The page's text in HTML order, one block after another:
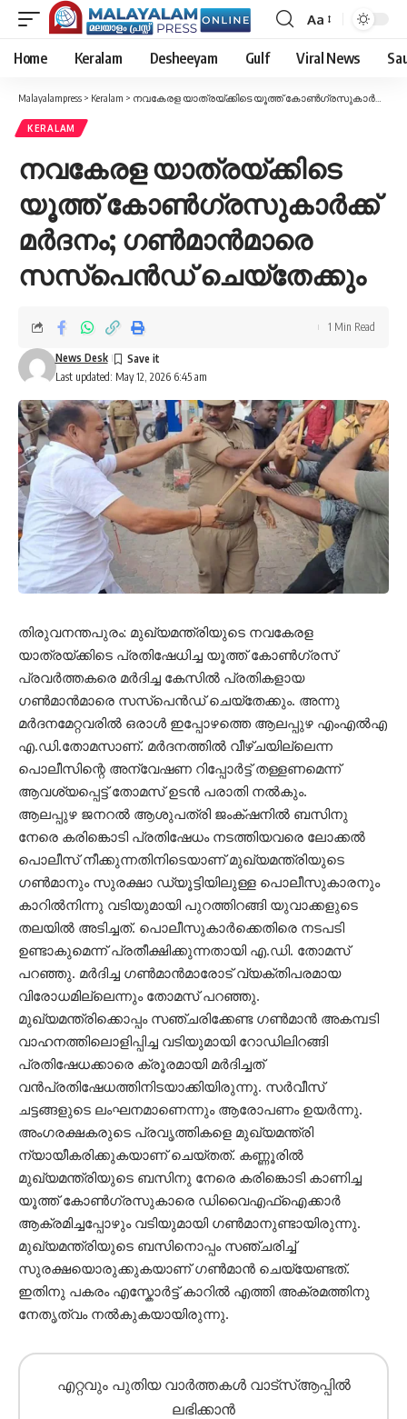
Font
Resizer
Aa
Home Keralam Desheeyam Gulf Viral News
Malayalampress > Keralam > നവകേരള യാത്രയ്ക്കിടെ യൂത്ത് കോൺഗ്രസുകാർക്ക് മർദനം; ഗൺമാൻമാരെ സസ്പെൻഡ് ചെയ്തേക്കും
KERALAM
നവകേരള യാത്രയ്ക്കിടെ
യൂത്ത് കോൺഗ്രസുകാർക്ക്
മർദനം; ഗൺമാൻമാരെ
സസ്പെൻഡ് ചെയ്തേക്കും
Last updated: May 12, 2026 6:45 am
News Desk
1 Min Read
തിരുവനന്തപുരം: മുഖ്യമന്ത്രിയുടെ നവകേരള
യാത്രയ്ക്കിടെ പ്രതിഷേധിച്ച യൂത്ത് കോൺഗ്രസ്
പ്രവർത്തകരെ മർദിച്ച കേസിൽ പ്രതികളായ
ഗണ്‍മാന്‍മാരെ സസ്പെന്‍ഡ് ചെയ്തേക്കും. അന്നു
മർദനമേറ്റവരിൽ ഒരാൾ ഇപ്പോഴത്തെ ആലപ്പുഴ എംഎല്‍എ
എ.ഡി.തോമസാണ്. മര്‍ദനത്തില്‍ വീഴ്ചയില്ലെന്ന
പൊലീസിന്റെ അന്വേഷണ റിപ്പോര്‍ട്ട് തള്ളണമെന്ന്
ആവശ്യപ്പെട്ട് തോമസ് ഉടന്‍ പരാതി നൽകും.
ആലപ്പുഴ ജനറൽ ആശുപത്രി ജംക്‌ഷനിൽ ബസിനു
നേരെ കരിങ്കൊടി പ്രതിഷേധം നടത്തിയവരെ ലോക്കൽ
പൊലീസ് നീക്കുന്നതിനിടെയാണ് മുഖ്യമന്ത്രിയുടെ
ഗൺമാനും സുരക്ഷാ ഡ്യൂട്ടിയിലുള്ള പൊലീസുകാരനും
കാറിൽനിന്നു വടിയുമായി പുറത്തിറങ്ങി യുവാക്കളുടെ
തലയിൽ അടിച്ചത്. പൊലീസുകാർക്കെതിരെ നടപടി
ഉണ്ടാകുമെന്ന് പ്രതീക്ഷിക്കുന്നതായി എ.ഡി. തോമസ്
പറഞ്ഞു. മര്‍ദിച്ച ഗണ്‍മാന്‍മാരോട് വ്യക്തിപരമായ
വിരോധമില്ലെന്നും തോമസ് പറഞ്ഞു.
മുഖ്യമന്ത്രിക്കൊപ്പം സഞ്ചരിക്കേണ്ട ഗൺമാൻ അകമ്പടി
വാഹനത്തിലൊളിപ്പിച്ച വടിയുമായി റോഡിലിറങ്ങി
പ്രതിഷേധക്കാരെ ക്രൂരമായി മർദിച്ചത്
വന്‍പ്രതിഷേധത്തിനിടയാക്കിയിരുന്നു. സർവീസ്
ചട്ടങ്ങളുടെ ലംഘനമാണെന്നും ആരോപണം ഉയർന്നു.
അംഗരക്ഷകരുടെ പ്രവൃത്തികളെ മുഖ്യമന്ത്രി
ന്യായീകരിക്കുകയാണ് ചെയ്തത്. കണ്ണൂരിൽ
മുഖ്യമന്ത്രിയുടെ ബസിനു നേരെ കരിങ്കൊടി കാണിച്ച
യൂത്ത് കോൺഗ്രസുകാരെ ഡിവൈഎഫ്ഐക്കാർ
ആക്രമിച്ചപ്പോഴും വടിയുമായി ഗൺമാനുണ്ടായിരുന്നു.
മുഖ്യമന്ത്രിയുടെ ബസിനൊപ്പം സഞ്ചരിച്ച്
സുരക്ഷയൊരുക്കുകയാണ് ഗൺമാൻ ചെയ്യേണ്ടത്.
ഇതിനു പകരം എസ്കോർട്ട് കാറിൽ എത്തി അക്രമത്തിനു
നേതൃത്വം നൽകുകയായിരുന്നു.
എറ്റവും പുതിയ വാർത്തകൾ വാട്സ്ആപ്പിൽ
ലഭിക്കാൻ